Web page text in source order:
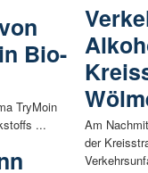
Bio-
TryMoin
...
Am
der